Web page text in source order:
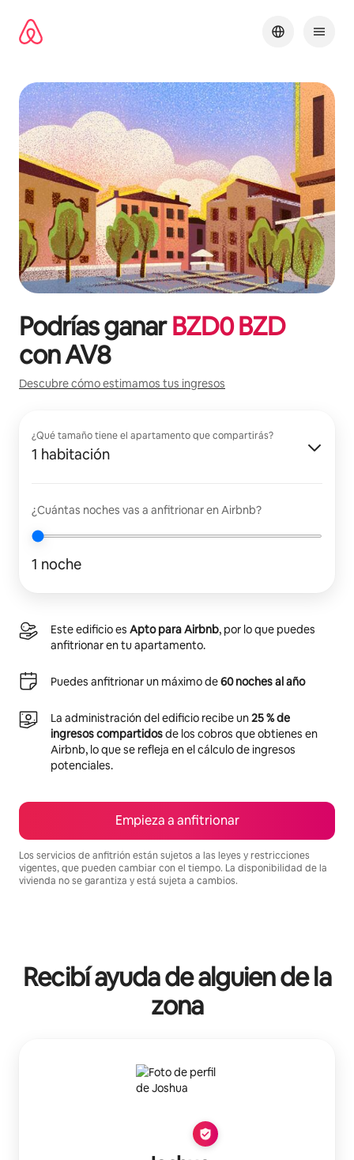
contenido
Podrías ganarBZD0BZD
conAV8
Descubre cómo estimamos tus ingresos
¿Qué tamaño tiene el apartamento que compartirás?
1 habitación
¿Cuántas noches vas a anfitrionar en Airbnb?
1 noche
Este edificio es Apto para Airbnb, por lo que puedes
anfitrionar en tu apartamento.
Puedes anfitrionar un máximo de60 noches al año
La administración del edificio recibe un25 % de
ingresos compartidosde los cobros que obtienes en
Airbnb, lo que se refleja en el cálculo de ingresos
potenciales.
Empieza a anfitrionar
Los servicios de anfitrión están sujetos a las leyes y restricciones
vigentes, que pueden cambiar con el tiempo. La disponibilidad de la
vivienda no se garantiza y está sujeta a cambios.
Recibí ayuda de alguien de la
zona